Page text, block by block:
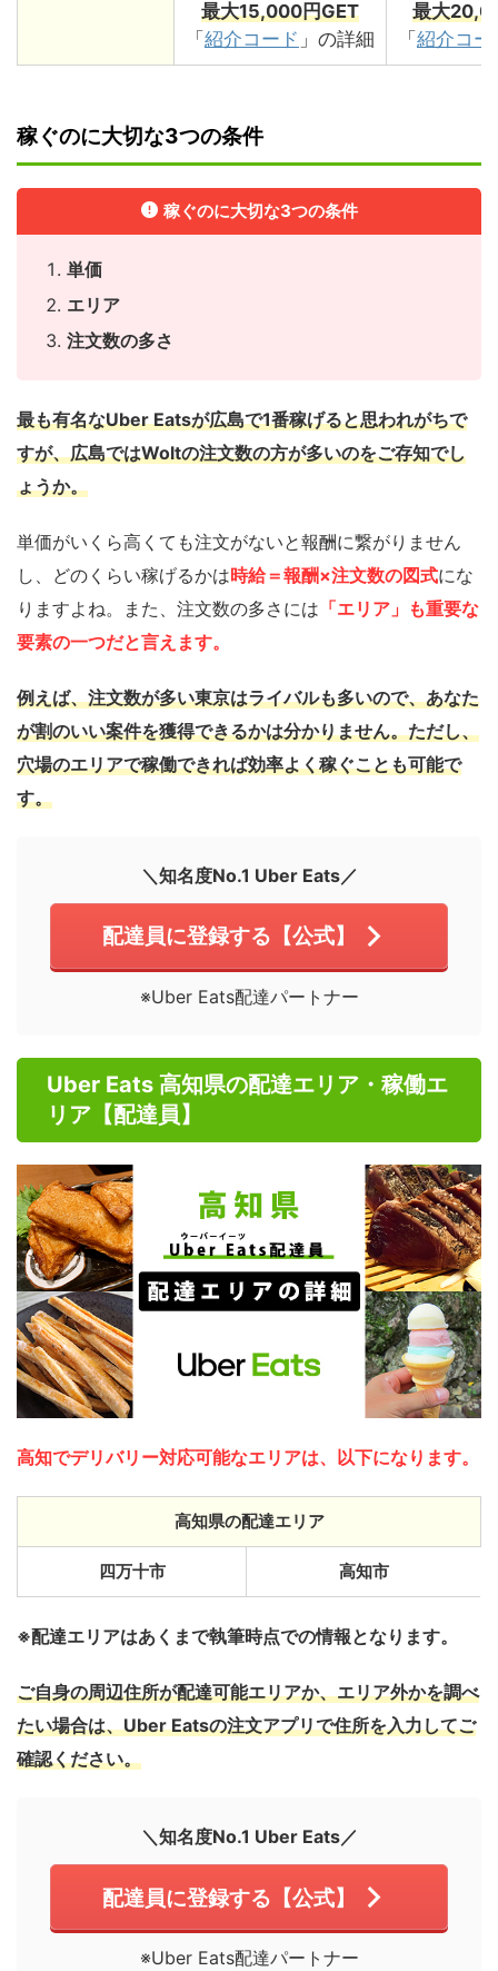
最大15,000円GET
「紹介コード 」の詳細
最大
「紹介コー
稼ぐのに大切な3つの条件
稼ぐのに大切な3つの条件
単価
エリア
注文数の多さ
最も有名なUber Eatsが広島で1番稼げると思われがちで
すが、広島ではWoltの注文数の方が多いのをご存知でし
ょうか。
単価がいくら高くても注文がないと報酬に繋がりません
し、どのくらい稼げるかは時給＝報酬×注文数の図式にな
りますよね。また、注文数の多さには 「エリア」も重要な
要素の一つだと言えます。
例えば、注文数が多い東京はライバルも多いので、あなた
が割のいい案件を獲得できるかは分かりません。ただし、
穴場のエリアで稼働できれば効率よく稼ぐことも可能で
す。
＼知名度No.1 Uber Eats／
配達員に登録する【公式】
※Uber Eats配達パートナー
Uber Eats 高知県の配達エリア・稼働エ
リア【配達員】
高知でデリバリー対応可能なエリアは、以下になります。
高知県の配達エリア
四万十市 高知市
※配達エリアはあくまで執筆時点での情報となります。
ご自身の周辺住所が配達可能エリアか、エリア外かを調べ
たい場合は、Uber Eatsの注文アプリで住所を入力してご
確認ください。
＼知名度No.1 Uber Eats／
配達員に登録する【公式】
※Uber Eats配達パートナー